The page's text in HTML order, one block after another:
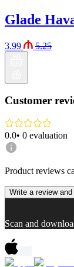
Glade
3.99 5.25
Customer
0.0• 0 evaluation
Product reviews
Write a review and
Scan and